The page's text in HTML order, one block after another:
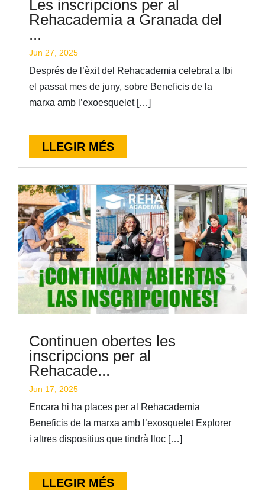
Les inscripcions per al
Rehacademia a Granada del
...
Jun 27, 2025
Després de l’èxit del Rehacademia celebrat a Ibi
el passat mes de juny, sobre Beneficis de la
marxa amb l’exoesquelet […]
LLEGIR MÉS
Continuen obertes les
inscripcions per al
Rehacade...
Jun 17, 2025
Encara hi ha places per al Rehacademia
Beneficis de la marxa amb l’exosquelet Explorer
i altres dispositius que tindrà lloc […]
LLEGIR MÉS